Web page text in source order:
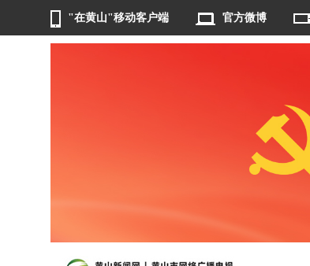
"在黄山"移动客户端 官方微博